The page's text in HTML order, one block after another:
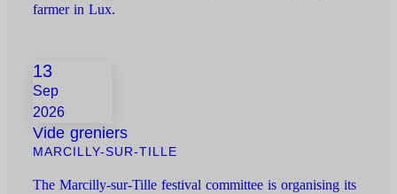
farmer in Lux.
13
Sep
2026
Vide greniers
MARCILLY-SUR-TILLE
The Marcilly-sur-Tille festival committee is organising its